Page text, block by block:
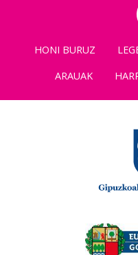
HONI BURUZ
ARAUAK